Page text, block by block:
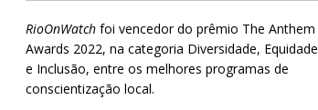
RioOnWatchfoi vencedor do prêmio The Anthem
Awards 2022, na categoria Diversidade, Equidade
e Inclusão, entre os melhores programas de
conscientização local.